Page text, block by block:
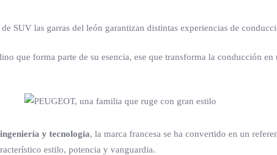
SUV las garras del león garantizan distintas experiencias de
que forma parte de su esencia, ese que transforma la conducción
y tecnología, la marca francesa se ha convertido en un
estilo, potencia y vanguardia.